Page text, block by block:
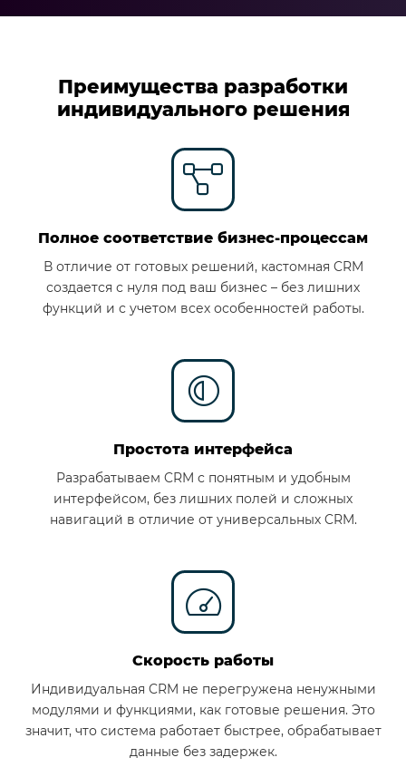
Преимущества разработки
индивидуального решения
Полное соответствие бизнес-процессам
В отличие от готовых решений, кастомная CRM
создается с нуля под ваш бизнес – без лишних
функций и с учетом всех особенностей работы.
Простота интерфейса
Разрабатываем CRM с понятным и удобным
интерфейсом, без лишних полей и сложных
навигаций в отличие от универсальных CRM.
Скорость работы
Индивидуальная CRM не перегружена ненужными
модулями и функциями, как готовые решения. Это
значит, что система работает быстрее, обрабатывает
данные без задержек.